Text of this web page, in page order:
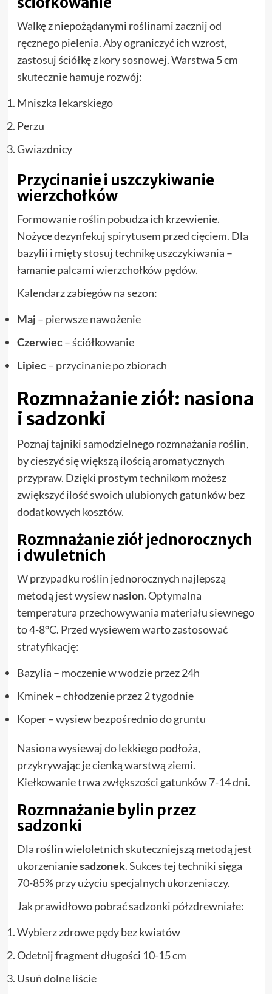
Walkę z niepożądanymi roślinami zacznij od
ręcznego pielenia. Aby ograniczyć ich wzrost,
zastosuj ściółkę z kory sosnowej. Warstwa 5 cm
skutecznie hamuje rozwój:
Mniszka lekarskiego
Perzu
Gwiazdnicy
Przycinanie i uszczykiwanie
wierzchołków
Formowanie roślin pobudza ich krzewienie.
Nożyce dezynfekuj spirytusem przed cięciem. Dla
bazylii i mięty stosuj technikę uszczykiwania –
łamanie palcami wierzchołków pędów.
Kalendarz zabiegów na sezon:
Maj – pierwsze nawożenie
Czerwiec– ściółkowanie
Lipiec– przycinanie po zbiorach
Rozmnażanie ziół: nasiona
i sadzonki
Poznaj tajniki samodzielnego rozmnażania roślin,
by cieszyć się większą ilością aromatycznych
przypraw. Dzięki prostym technikom możesz
zwiększyć ilość swoich ulubionych gatunków bez
dodatkowych kosztów.
Rozmnażanie ziół jednorocznych
i dwuletnich
W przypadku roślin jednorocznych najlepszą
metodą jest wysiewnasion. Optymalna
temperatura przechowywania materiału siewnego
to 4-8°C. Przed wysiewem warto zastosować
stratyfikację:
Bazylia – moczenie w wodzie przez 24h
Kminek – chłodzenie przez 2 tygodnie
Koper – wysiew bezpośrednio do gruntu
Nasiona wysiewaj do lekkiego podłoża,
przykrywając je cienką warstwą ziemi.
Kiełkowanie trwa zwłększości gatunków 7-14 dni.
Rozmnażanie bylin przez
sadzonki
Dla roślin wieloletnich skuteczniejszą metodą jest
ukorzenianiesadzonek. Sukces tej techniki sięga
70-85% przy użyciu specjalnych ukorzeniaczy.
Jak prawidłowo pobrać sadzonki półzdrewniałe:
Wybierz zdrowe pędy bez kwiatów
Odetnij fragment długości 10-15 cm
Usuń dolne liście